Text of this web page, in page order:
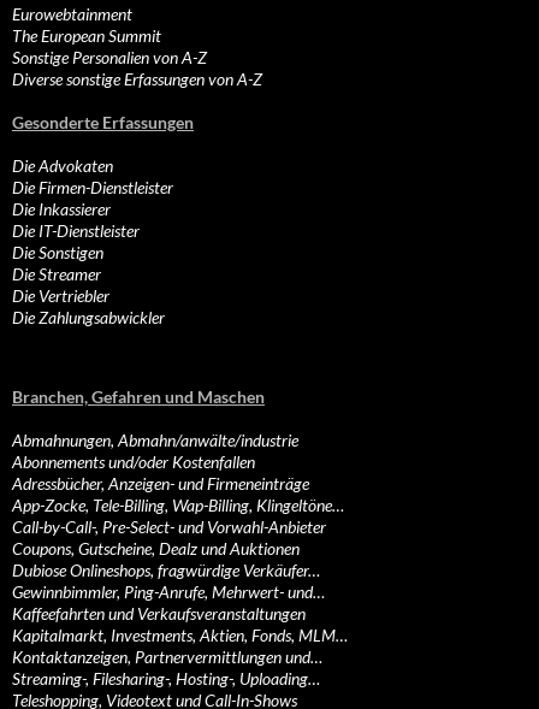
Eurowebtainment
The European Summit
Sonstige Personalien von A-Z
Diverse sonstige Erfassungen von A-Z
Gesonderte Erfassungen
Die Advokaten
Die Firmen-Dienstleister
Die Inkassierer
Die IT-Dienstleister
Die Sonstigen
Die Streamer
Die Vertriebler
Die Zahlungsabwickler
Branchen, Gefahren und Maschen
Abmahnungen, Abmahn/anwälte/industrie
Abonnements und/oder Kostenfallen
Adressbücher, Anzeigen- und Firmeneinträge
App-Zocke, Tele-Billing, Wap-Billing, Klingeltöne…
Call-by-Call-, Pre-Select- und Vorwahl-Anbieter
Coupons, Gutscheine, Dealz und Auktionen
Dubiose Onlineshops, fragwürdige Verkäufer…
Gewinnbimmler, Ping-Anrufe, Mehrwert- und…
Kaffeefahrten und Verkaufsveranstaltungen
Kapitalmarkt, Investments, Aktien, Fonds, MLM…
Kontaktanzeigen, Partnervermittlungen und…
Streaming-, Filesharing-, Hosting-, Uploading…
Teleshopping, Videotext und Call-In-Shows